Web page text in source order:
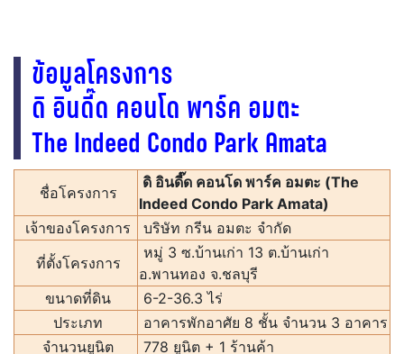
ข้อมูลโครงการ
ดิ อินดี๊ด คอนโด พาร์ค อมตะ
The Indeed Condo Park Amata
ชื่อโครงการ
ดิ อินดี๊ด คอนโด พาร์ค อมตะ (The
Indeed Condo Park Amata)
เจ้าของโครงการ
บริษัท กรีน อมตะ จํากัด
ที่ตั้งโครงการ
หมู่ 3 ซ.บ้านเก่า 13 ต.บ้านเก่า
อ.พานทอง จ.ชลบุรี
ขนาดที่ดิน
6-2-36.3 ไร่
ประเภท
อาคารพักอาศัย 8 ชั้น จำนวน 3 อาคาร
จำนวนยูนิต
778 ยูนิต + 1 ร้านค้า